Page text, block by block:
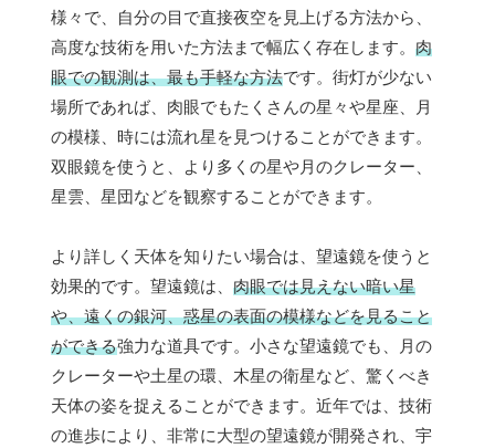
様々で、自分の目で直接夜空を見上げる方法から、
高度な技術を用いた方法まで幅広く存在します。 肉
眼での観測は、最も手軽な方法です。街灯が少ない
場所であれば、肉眼でもたくさんの星々や星座、月
の模様、時には流れ星を見つけることができます。
双眼鏡を使うと、より多くの星や月のクレーター、
星雲、星団などを観察することができます。
より詳しく天体を知りたい場合は、望遠鏡を使うと
効果的です。望遠鏡は、 肉眼では見えない暗い星
や、遠くの銀河、惑星の表面の模様などを見ること
ができる強力な道具です。小さな望遠鏡でも、月の
クレーターや土星の環、木星の衛星など、驚くべき
天体の姿を捉えることができます。近年では、技術
の進歩により、非常に大型の望遠鏡が開発され、宇